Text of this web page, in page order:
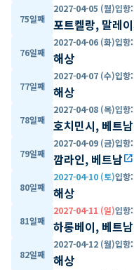
75일째
2027-04-05 (월)입항:
포트켈랑, 말레
76일째
2027-04-06 (화)입항:
해상
77일째
2027-04-07 (수)입항:
해상
78일째
2027-04-08 (목)입항:
호치민시, 베트남
79일째
2027-04-09 (금)입항:
깜라인, 베트남open_in_new
80일째
2027-04-10 (토)입항:
해상
81일째
2027-04-11 (일)입항:
하롱베이, 베트남
82일째
2027-04-12 (월)입항:
해상